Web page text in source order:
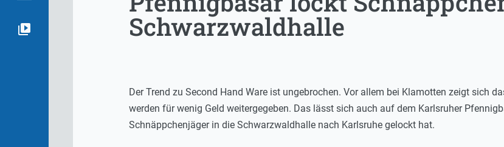
Schwarzwaldhalle
Der Trend zu Second Hand Ware ist ungebrochen. Vor allem bei Klamotten zeigt sich
werden für wenig Geld weitergegeben. Das lässt sich auch auf dem Karlsruher
Schnäppchenjäger in die Schwarzwaldhalle nach Karlsruhe gelockt hat.